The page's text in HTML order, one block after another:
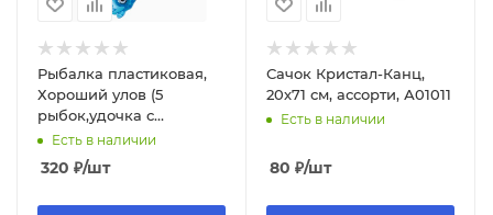
Рыбалка пластиковая,
Хороший улов (5
рыбок,удочка с
катушкой раскраска),
M1125-1
Есть в наличии
320 ₽/шт
Сачок Кристал-Канц,
20х71 см, ассорти, А01011
Есть в наличии
80 ₽/шт